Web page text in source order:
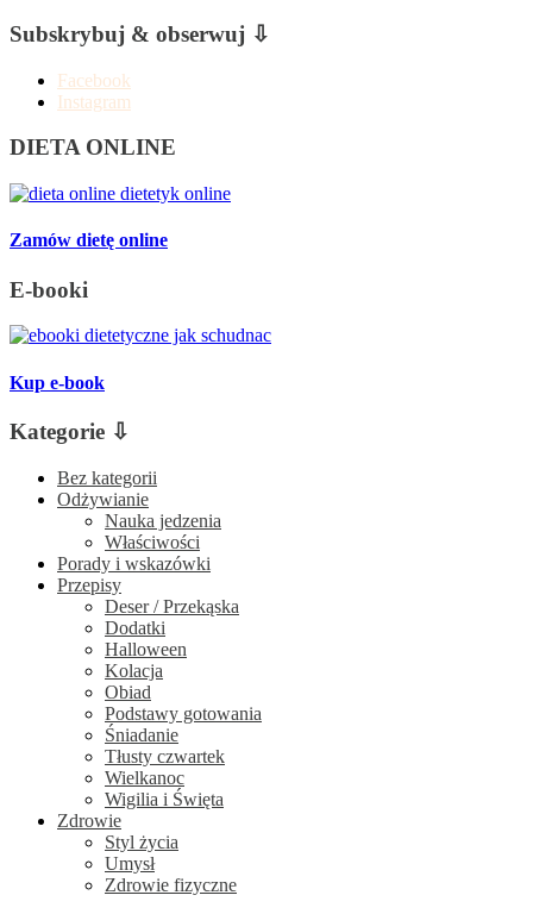
Subskrybuj & obserwuj ⇩
Facebook
Instagram
DIETA ONLINE
Zamów dietę online
E-booki
Kup e-book
Kategorie ⇩
Bez kategorii
Odżywianie
Nauka jedzenia
Właściwości
Porady i wskazówki
Przepisy
Deser / Przekąska
Dodatki
Halloween
Kolacja
Obiad
Podstawy gotowania
Śniadanie
Tłusty czwartek
Wielkanoc
Wigilia i Święta
Zdrowie
Styl życia
Umysł
Zdrowie fizyczne